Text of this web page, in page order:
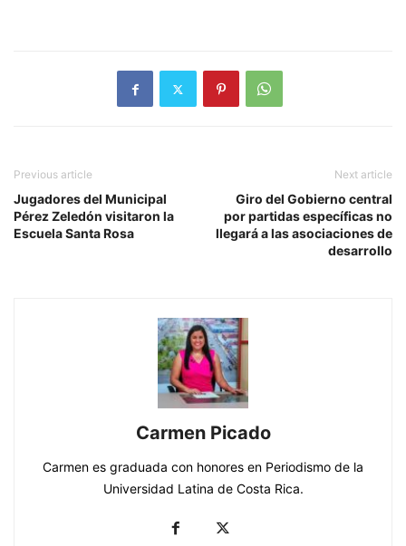
Previous article
Jugadores del Municipal
Pérez Zeledón visitaron la
Escuela Santa Rosa
Next article
Giro del Gobierno central
por partidas específicas no
llegará a las asociaciones de
desarrollo
Carmen Picado
Carmen es graduada con honores en Periodismo de la
Universidad Latina de Costa Rica.